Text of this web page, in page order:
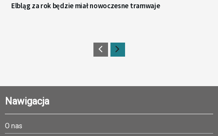
Elbląg za rok będzie miał nowoczesne tramwaje
Nawigacja
O nas